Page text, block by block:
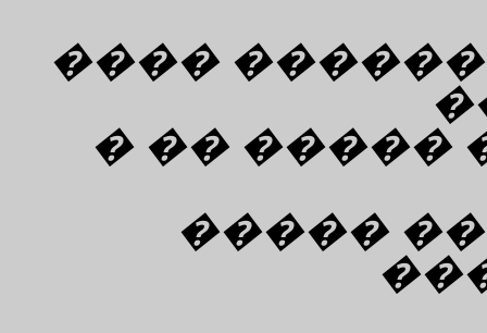
����
� �� �����
�����